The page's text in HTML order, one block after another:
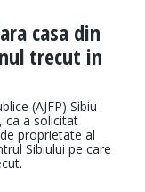
casa din
trecut in
(AJFP) Sibiu
ca a solicitat
proprietate al
Sibiului pe care